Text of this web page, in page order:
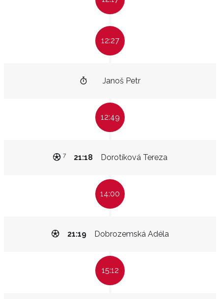
12:27
Janoš Petr
12:49
Dorotíková Tereza
21:18
7
14:00
Dobrozemská Adéla
21:19
15:12